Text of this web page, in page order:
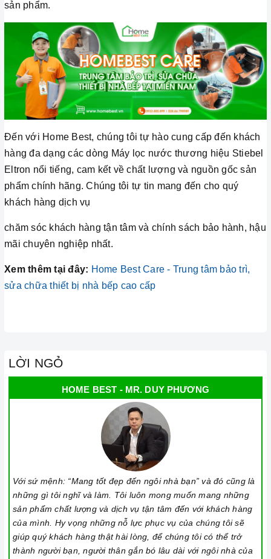
sản phẩm.
Đến với Home Best, chúng tôi tự hào cung cấp đến khách
hàng đa dạng các dòng Máy lọc nước thương hiệu Stiebel
Eltron nổi tiếng, cam kết về chất lượng và nguồn gốc sản
phẩm chính hãng. Chúng tôi tự tin mang đến cho quý
khách hàng dịch vụ
chăm sóc khách hàng tận tâm và chính sách bảo hành, hậu
mãi chuyên nghiệp nhất.
Xem thêm tại đây: Home Best Care - Trung tâm bảo trì,
sửa chữa thiết bị nhà bếp cao cấp
LỜI NGỎ
HOME BEST - MR. DUY PHƯƠNG
Với sứ mệnh: “Mang tốt đẹp đến ngôi nhà bạn” và đó cũng là
những gì tôi nghĩ và làm. Tôi luôn mong muốn mang những
sản phẩm chất lượng và dịch vụ tận tâm đến với khách hàng
của mình. Hy vọng những nỗ lực phục vụ của chúng tôi sẽ
giúp quý khách hàng thật hài lòng, để chúng tôi có thể trở
thành người bạn, người thân gắn bó lâu dài với ngôi nhà của